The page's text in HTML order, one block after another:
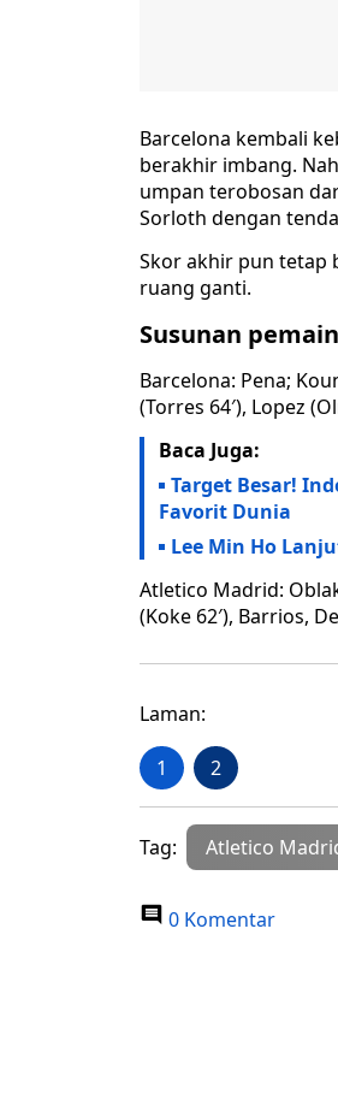
Barcelona kembali
berakhir imbang.
umpan terobosan
Sorloth dengan
Skor akhir pun tetap
ruang ganti.
Susunan pemain
Barcelona: Pena;
(Torres 64′), Lopez
Baca Juga:
Target Besar!
Favorit Dunia
Lee Min Ho
Atletico Madrid:
(Koke 62′), Barrios,
Laman:
1 2
Tag: Atletico
0 Komentar